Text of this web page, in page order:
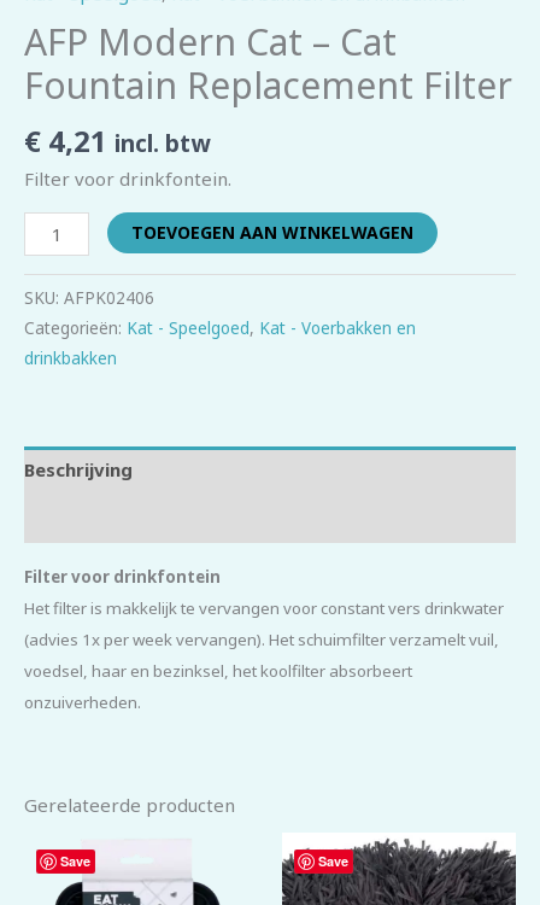
AFP Modern Cat – Cat
Fountain Replacement Filter
€ 4,21 incl. btw
Filter voor drinkfontein.
TOEVOEGEN AAN WINKELWAGEN
SKU: AFPK02406
Categorieën: Kat - Speelgoed, Kat - Voerbakken en
drinkbakken
Beschrijving
Filter voor drinkfontein
Het filter is makkelijk te vervangen voor constant vers drinkwater
(advies 1x per week vervangen). Het schuimfilter verzamelt vuil,
voedsel, haar en bezinksel, het koolfilter absorbeert
onzuiverheden.
Gerelateerde producten
Save Save